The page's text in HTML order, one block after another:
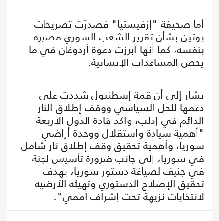
أما صحيفة "إزفيستيا" فصدرّت تصريحات
بوتين بشأن تقرير الشعب السوري مصيره
بنفسه، كما أنها أبرزت دعوة أردوغان في ما
يخص المساعدات الإنسانية.
يشار إلى أن قمة إسطنبول شددت على
دعمها للحل السياسي ووقف إطلاق النار
الدائم في إدلب، وأكد قادة الدول الأربعة
"أهمية سيادة واستقلال ووحدة أراضي
سوريا، وأهمية تحقيق وقف إطلاق نار شامل
في سوريا، إلى جانب ضرورة تأسيس لجنة
في جنيف لصياغة دستور سوريا، بهدف
تحقيق الإصلاح الدستوري وتهيئة الأرضية
لانتخابات نزيهة تحت إشراف أممي".